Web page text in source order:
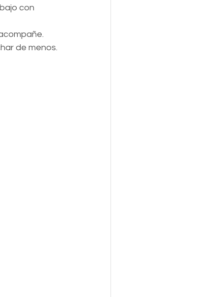
con
de menos.